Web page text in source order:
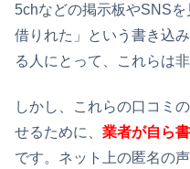
5chなどの掲示板やSNS
借りれた」という書き込
る人にとって、これらは
しかし、これらの口コミ
せるために、 業者が自ら
です。ネット上の匿名の